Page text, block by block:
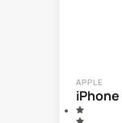
APPLE
iPhone